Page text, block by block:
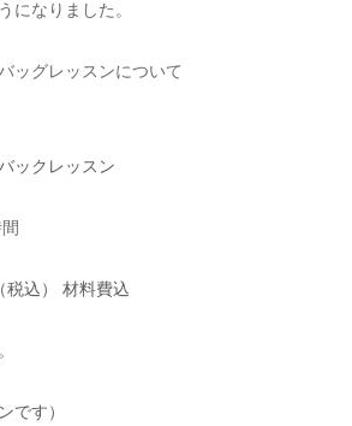
になりました。
ッグレッスンについて
ックレッスン
税込） 材料費込
です）